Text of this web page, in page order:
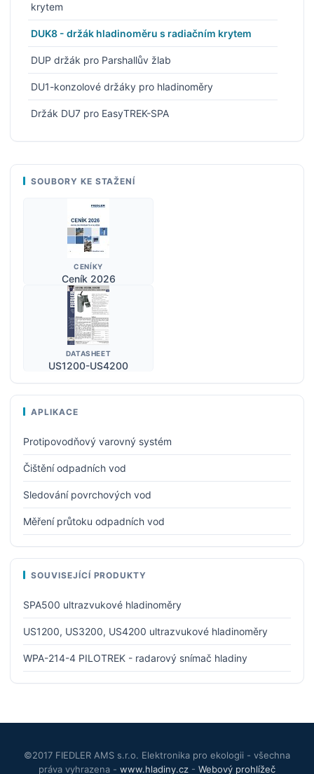
krytem
DUK8 - držák hladinoměru s radiačním krytem
DUP držák pro Parshallův žlab
DU1-konzolové držáky pro hladinoměry
Držák DU7 pro EasyTREK-SPA
SOUBORY KE STAŽENÍ
CENÍKY
Ceník 2026
DATASHEET
US1200-US4200
APLIKACE
Protipovodňový varovný systém
Čištění odpadních vod
Sledování povrchových vod
Měření průtoku odpadních vod
SOUVISEJÍCÍ PRODUKTY
SPA500 ultrazvukové hladinoměry
US1200, US3200, US4200 ultrazvukové hladinoměry
WPA-214-4 PILOTREK - radarový snímač hladiny
©2017 FIEDLER AMS s.r.o. Elektronika pro ekologii - všechna
práva vyhrazena - www.hladiny.cz - Webový prohlížeč